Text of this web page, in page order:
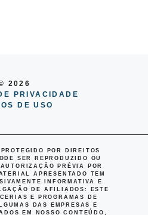
2026
PRIVACIDADE
DE USO
POR DIREITOS
SER REPRODUZIDO OU
PRÉVIA POR
APRESENTADO TEM
INFORMATIVA E
DE AFILIADOS : ESTE
E PROGRAMAS DE
DAS EMPRESAS E
EM NOSSO CONTEÚDO,